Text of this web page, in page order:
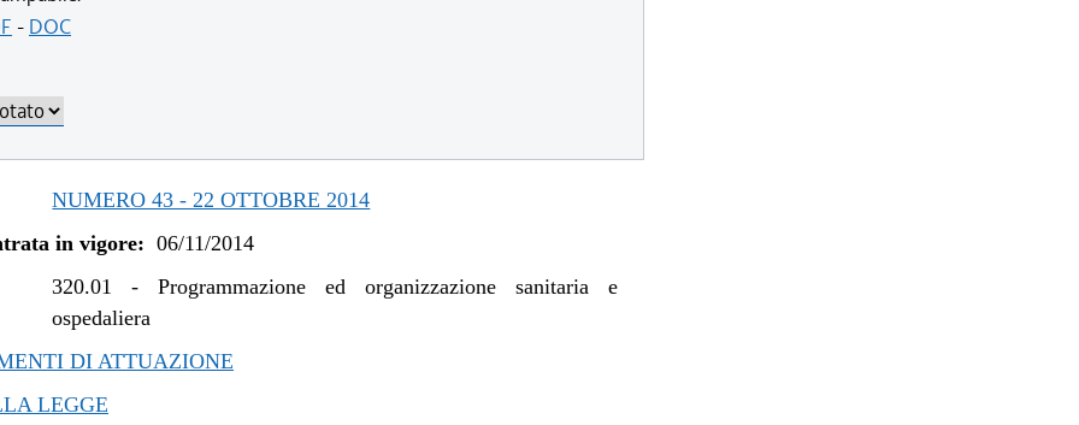
al 28/03/2018
al 04/01/2018
al 09/08/2017
al 12/08/2016
al 12/01/2016
al 06/01/2015
al 31/12/2014
- DOC
NUMERO 43 - 22 OTTOBRE 2014
in vigore: 06/11/2014
320.01 -Programmazione ed organizzazione sanitaria e
ospedaliera
DI ATTUAZIONE
LEGGE